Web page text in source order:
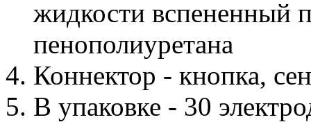
жидкости вспененный
пенополиуретана
Коннектор - кнопка,
В упаковке - 30